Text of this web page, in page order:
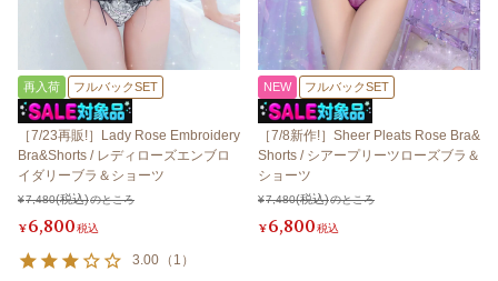
再入荷 フルバックSET
［7/23再販!］Lady Rose Embroidery
Bra&Shorts / レディローズエンブロ
イダリーブラ＆ショーツ
¥7,480 のところ
¥6,800税込
3.00 （ 1 ）
NEW フルバックSET
［7/8新作!］Sheer Pleats Rose Bra&
Shorts / シアープリーツローズブラ＆
ショーツ
¥7,480 のところ
¥6,800税込